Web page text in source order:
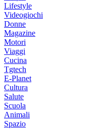
Lifestyle
Videogiochi
Donne
Magazine
Motori
Viaggi
Cucina
Tgtech
E-Planet
Cultura
Salute
Scuola
Animali
Spazio